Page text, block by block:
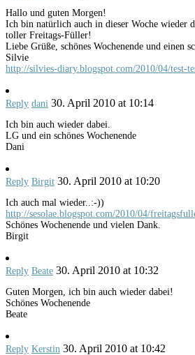
Hallo und guten Morgen!
Ich bin natürlich auch in dieser Woche wieder
toller Freitags-Füller!
Liebe Grüße, schönes Wochenende und einen
Silvie
http://silvies-diary.blogspot.com/2010/04/test-
Reply dani 30. April 2010 at 10:14
Ich bin auch wieder dabei.
LG und ein schönes Wochenende
Dani
Reply Birgit 30. April 2010 at 10:20
Ich auch mal wieder..:-))
http://sesolae.blogspot.com/2010/04/
Schönes Wochenende und vielen Dank.
Birgit
Reply Beate 30. April 2010 at 10:32
Guten Morgen, ich bin auch wieder dabei!
Schönes Wochenende
Beate
Reply Kerstin 30. April 2010 at 10:42